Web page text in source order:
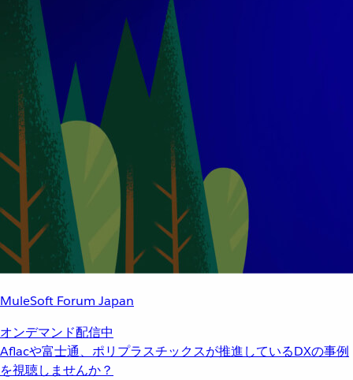
MuleSoft Forum Japan
オンデマンド配信中
Aflacや富士通、ポリプラスチックスが推進しているDXの事例
を視聴しませんか？